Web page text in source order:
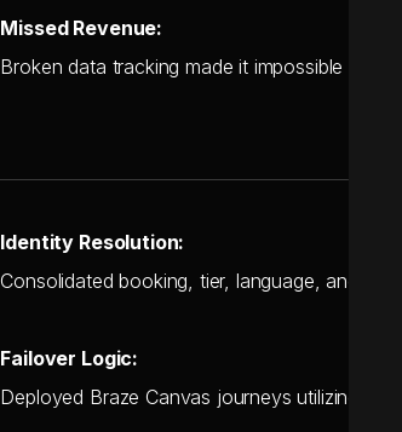
Missed Revenue:
Broken data tracking made it impossible to
Identity Resolution:
Consolidated booking, tier, language, and
Failover Logic:
Deployed Braze Canvas journeys utilizing an